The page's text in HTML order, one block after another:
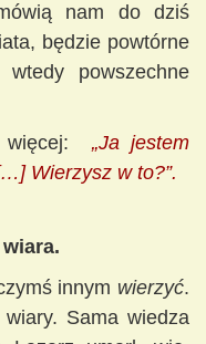
nam do dziś
będzie powtórne
powszechne
„Ja jestem
Wierzysz w to?”.
wiara.
innym wierzyć.
Sama wiedza